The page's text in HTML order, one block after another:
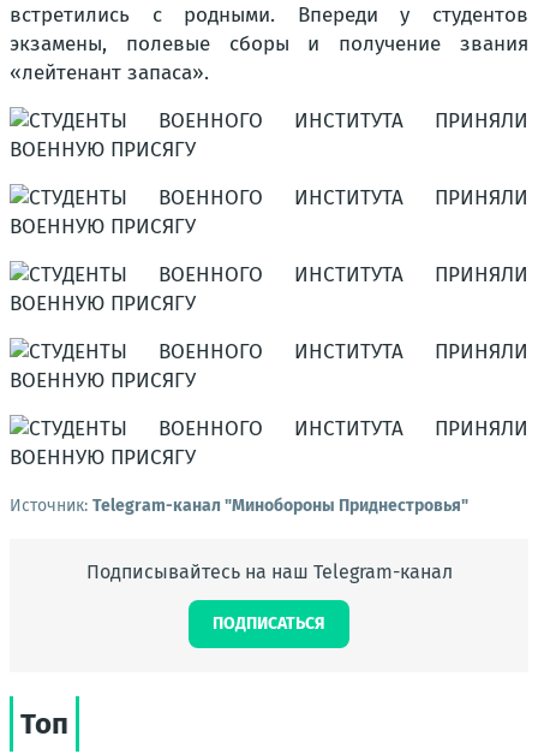
встретились с родными. Впереди у студентов
экзамены, полевые сборы и получение звания
«лейтенант запаса».
Источник: Telegram-канал "Минобороны Приднестровья"
Подписывайтесь на наш Telegram-канал
ПОДПИСАТЬСЯ
Топ